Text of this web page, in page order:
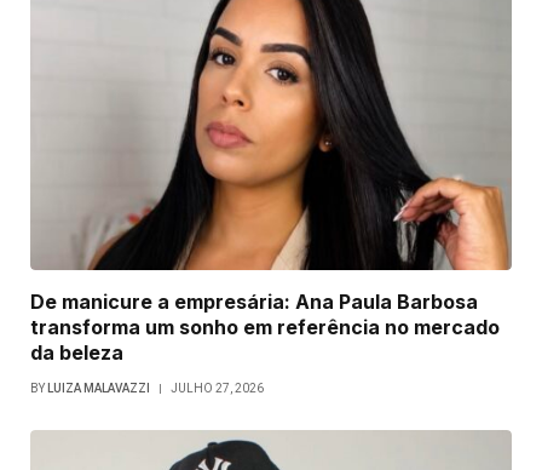
De manicure a empresária: Ana Paula Barbosa
transforma um sonho em referência no mercado
da beleza
BY LUIZA MALAVAZZI JULHO 27, 2026